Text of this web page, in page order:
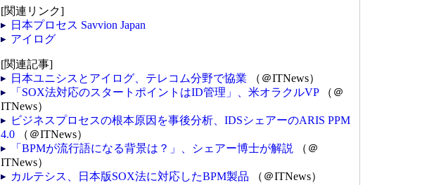
[関連リンク]
日本プロセス Savvion Japan
アイログ
[関連記事]
日本ユニシスとアイログ、テレコム分野で協業 （＠ITNews）
「SOX法対応のスタートポイントはID管理」、米オラクルVP（＠
ITNews）
ビジネスプロセスの根本原因を事後分析、IDSシェアーのARIS PPM
4.0 （＠ITNews）
「BPMが流行語になる背景は？」、シェアー博士が解説
（＠
ITNews）
カルテシス、日本版SOX法に対応したBPM製品 （＠ITNews）